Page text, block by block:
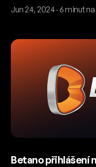
Jun 24, 2024 · 6 minut na
Betano přihlášení